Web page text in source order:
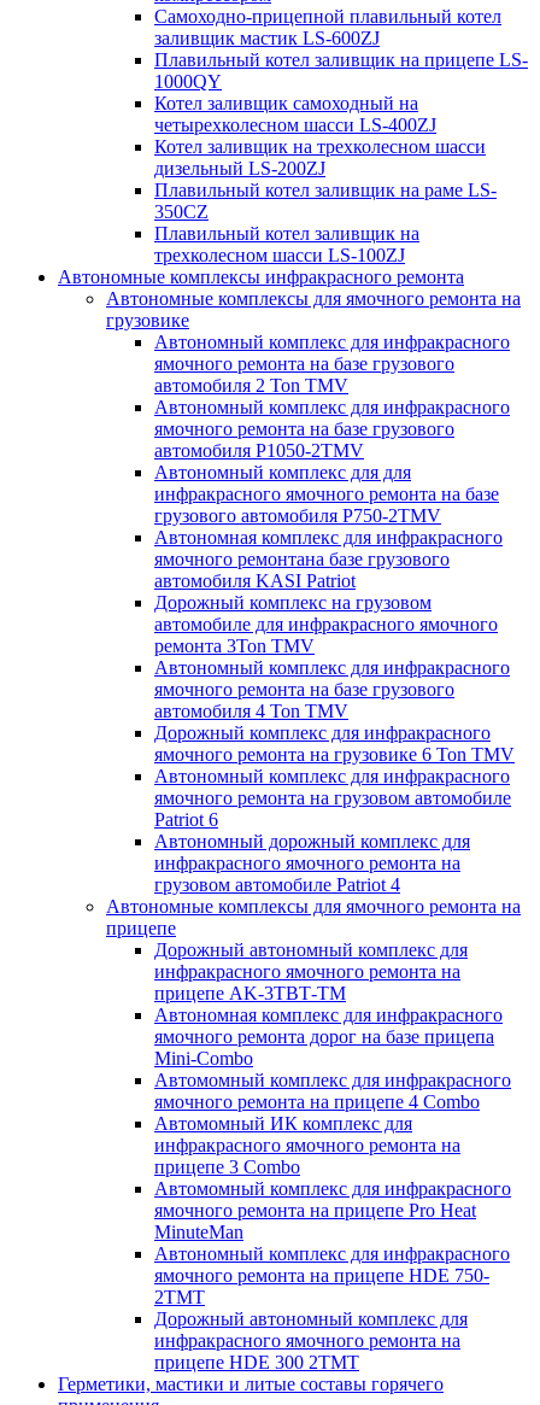
Самоходно-прицепной плавильный котел
заливщик мастик LS-600ZJ
Плавильный котел заливщик на прицепе LS-
1000QY
Котел заливщик самоходный на
четырехколесном шасси LS-400ZJ
Котел заливщик на трехколесном шасси
дизельный LS-200ZJ
Плавильный котел заливщик на раме LS-
350CZ
Плавильный котел заливщик на
трехколесном шасси LS-100ZJ
Автономные комплексы инфракрасного ремонта
Автономные комплексы для ямочного ремонта на
грузовике
Автономный комплекс для инфракрасного
ямочного ремонта на базе грузового
автомобиля 2 Ton TMV
Автономный комплекс для инфракрасного
ямочного ремонта на базе грузового
автомобиля P1050-2TMV
Автономный комплекс для для
инфракрасного ямочного ремонта на базе
грузового автомобиля P750-2TMV
Автономная комплекс для инфракрасного
ямочного ремонтана базе грузового
автомобиля KASI Patriot
Дорожный комплекс на грузовом
автомобиле для инфракрасного ямочного
ремонта 3Ton TMV
Автономный комплекс для инфракрасного
ямочного ремонта на базе грузового
автомобиля 4 Ton TMV
Дорожный комплекс для инфракрасного
ямочного ремонта на грузовике 6 Ton TMV
Автономный комплекс для инфракрасного
ямочного ремонта на грузовом автомобиле
Patriot 6
Автономный дорожный комплекс для
инфракрасного ямочного ремонта на
грузовом автомобиле Patriot 4
Автономные комплексы для ямочного ремонта на
прицепе
Дорожный автономный комплекс для
инфракрасного ямочного ремонта на
прицепе AK-3ТВТ-ТМ
Автономная комплекс для инфракрасного
ямочного ремонта дорог на базе прицепа
Mini-Combo
Автомомный комплекс для инфракрасного
ямочного ремонта на прицепе 4 Combo
Автомомный ИК комплекс для
инфракрасного ямочного ремонта на
прицепе 3 Combo
Автомомный комплекс для инфракрасного
ямочного ремонта на прицепе Pro Heat
MinuteMan
Автономный комплекс для инфракрасного
ямочного ремонта на прицепе HDE 750-
2TMT
Дорожный автономный комплекс для
инфракрасного ямочного ремонта на
прицепе HDE 300 2TMT
Герметики, мастики и литые составы горячего